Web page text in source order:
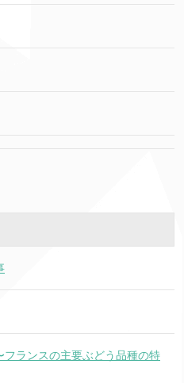
ランスの主要ぶどう品種の特